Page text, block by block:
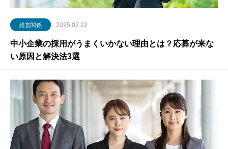
経営関係 2025.03.22
中小企業の採用がうまくいかない理由とは？応募が来な
い原因と解決法3選